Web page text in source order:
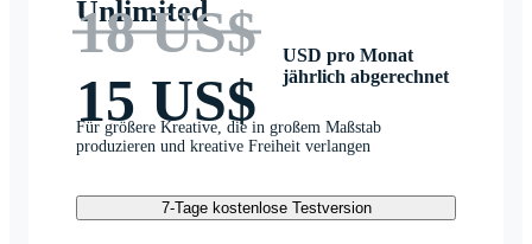
Unlimited
18 US$
15 US$
USD pro Monat
jährlich abgerechnet
Für größere Kreative, die in großem Maßstab
produzieren und kreative Freiheit verlangen
7-Tage kostenlose Testversion